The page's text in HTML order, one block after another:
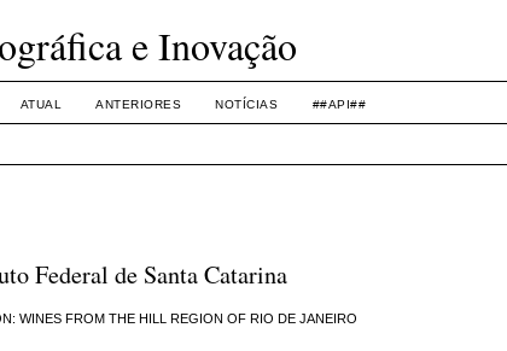
e Inovação
ATUAL ANTERIORES NOTÍCIAS ##API##
Federal de Santa Catarina
WINES FROM THE HILL REGION OF RIO DE JANEIRO